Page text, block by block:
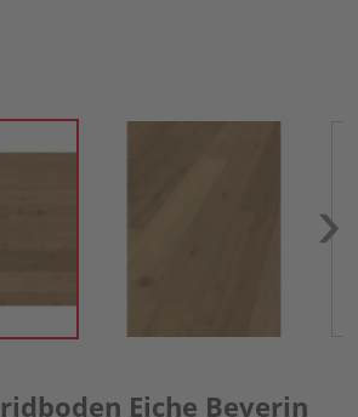
Eiche Beverin